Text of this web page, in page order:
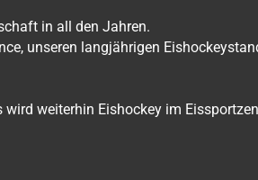
in all den Jahren.
unseren langjährigen
weiterhin Eishockey im